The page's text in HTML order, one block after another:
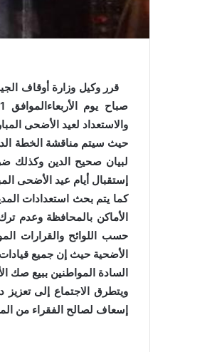
قرر وكيل وزارة أوقاف
والاستعداد لعيد الأضحى
حيث سيتم مناقشة الخطة
لبيان صحيح الدين وكذلك
إستقبال أيام عيد الأضحى
كما يتم بحث استعدادات
الأماكن بالمحافظة وعدم
حسب اللوائح والقرارات
الأضحية حيث إن جميع
السادة المواطنين ببيع صك الأضحية بملبغ 1200 بالمساجد ومقر
ويتطرق الاجتماع إلى تعزيز
إسعاف لصالح الفقراء من